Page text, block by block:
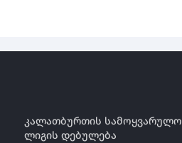
კალათბურთის სამოყვარულო
ლიგის დებულება